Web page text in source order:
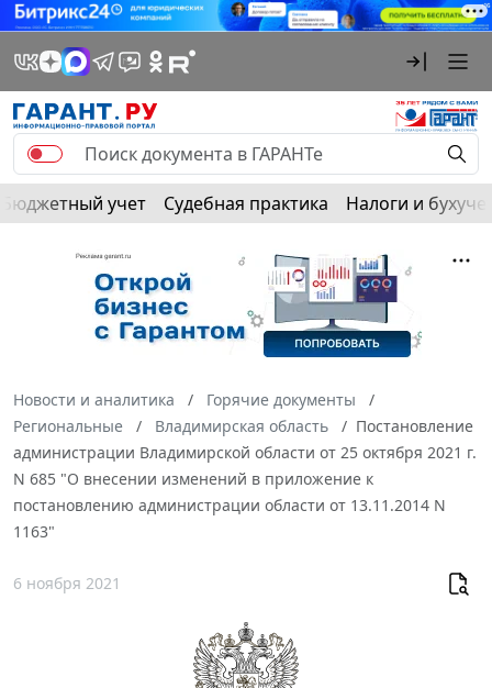
Бюджетный учет Судебная практика Налоги и
Новости и аналитика
Горячие документы
Региональные
Владимирская область
Постановление
администрации Владимирской области от 25 октября 2021 г.
N 685 "О внесении изменений в приложение к
постановлению администрации области от 13.11.2014 N
1163"
6 ноября 2021